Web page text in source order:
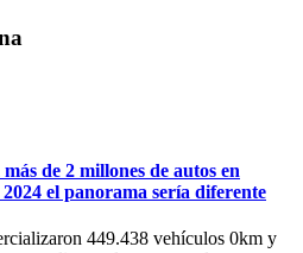
de 2 millones de autos en
el panorama sería diferente
449.438 vehículos 0km y